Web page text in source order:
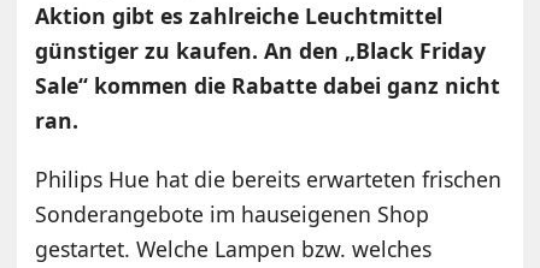
Aktion gibt es zahlreiche Leuchtmittel
günstiger zu kaufen. An den „Black Friday
Sale“ kommen die Rabatte dabei ganz nicht
ran.
Philips Hue hat die bereits erwarteten frischen
Sonderangebote im hauseigenen Shop
gestartet. Welche Lampen bzw. welches